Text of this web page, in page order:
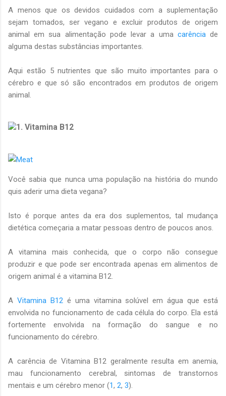
A menos que os devidos cuidados com a suplementação
sejam tomados, ser vegano e excluir produtos de origem
animal em sua alimentação pode levar a uma carência de
alguma destas substâncias importantes.
Aqui estão 5 nutrientes que são muito importantes para o
cérebro e que só são encontrados em produtos de origem
animal.
1. Vitamina B12
Você sabia que nunca uma população na história do mundo
quis aderir uma dieta vegana?
Isto é porque antes da era dos suplementos, tal mudança
dietética começaria a matar pessoas dentro de poucos anos.
A vitamina mais conhecida, que o corpo não consegue
produzir e que pode ser encontrada apenas em alimentos de
origem animal é a vitamina B12.
A Vitamina B12 é uma vitamina solúvel em água que está
envolvida no funcionamento de cada célula do corpo. Ela está
fortemente envolvida na formação do sangue e no
funcionamento do cérebro.
A carência de Vitamina B12 geralmente resulta em anemia,
mau funcionamento cerebral, sintomas de transtornos
mentais e um cérebro menor (1, 2, 3).